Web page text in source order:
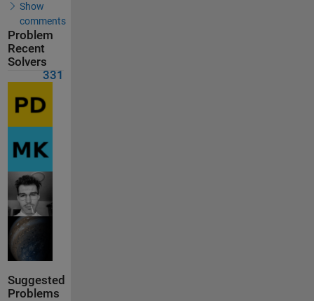
Show
comments
Problem
Recent
Solvers
331
Suggested
Problems